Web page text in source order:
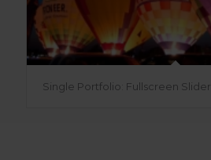
Single Portfolio: Fullscreen Slider